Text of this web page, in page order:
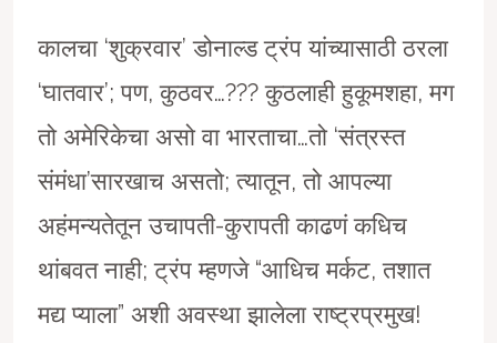
कालचा ‘शुक्रवार’ डोनाल्ड ट्रंप यांच्यासाठी ठरला
‘घातवार’; पण, कुठवर…??? कुठलाही हुकूमशहा, मग
तो अमेरिकेचा असो वा भारताचा…तो ‘संत्रस्त
संमंधा’सारखाच असतो; त्यातून, तो आपल्या
अहंमन्यतेतून उचापती-कुरापती काढणं कधिच
थांबवत नाही; ट्रंप म्हणजे “आधिच मर्कट, तशात
मद्य प्याला” अशी अवस्था झालेला राष्ट्रप्रमुख!